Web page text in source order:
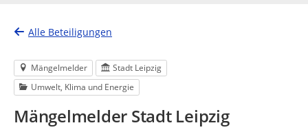
Alle Beteiligungen
Mängelmelder
Stadt Leipzig
Umwelt, Klima und Energie
Mängelmelder Stadt Leipzig